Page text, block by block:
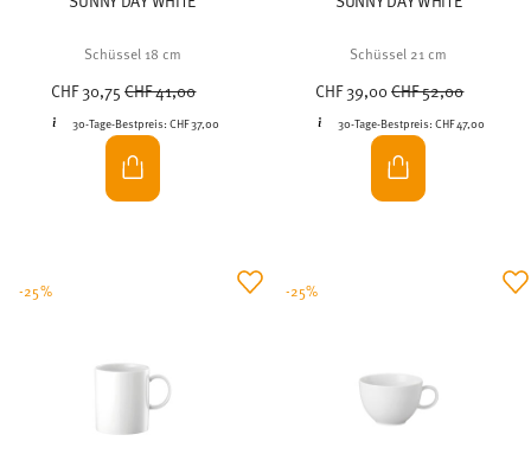
Schüssel 18 cm
CHF 30,75Price reduced from
CHF 41,00
30-Tage-Bestpreis: CHF 37,00
Schüssel 21 cm
CHF 39,00Price reduced from
CHF 52,00
30-Tage-Bestpreis:CHF 47,00
-25% -25%